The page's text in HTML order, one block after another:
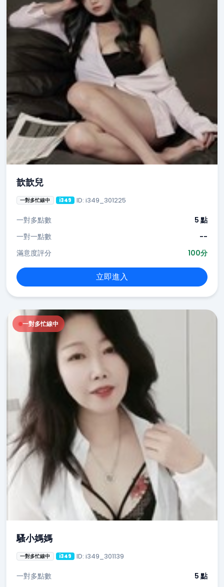
歆歆兒
一對多忙線中 i349 ID: i349_301225
一對多點數
5 點
一對一點數
--
滿意度評分
100分
立即進入
一對多忙線中
騷小媽媽
一對多忙線中 i349 ID: i349_301139
一對多點數 5 點